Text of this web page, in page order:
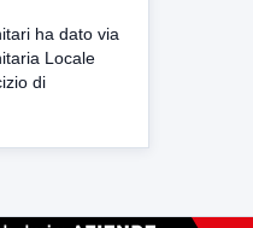
ha dato via
Locale
di